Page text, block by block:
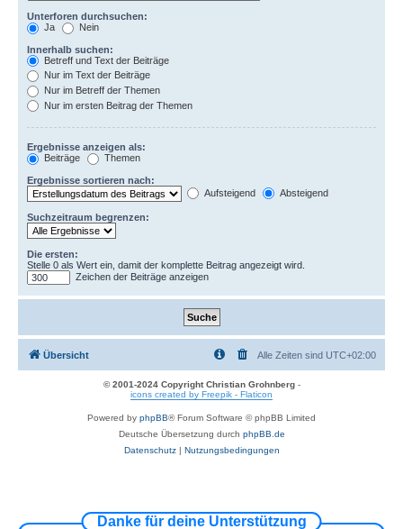
Unterforen durchsuchen:
Ja
Nein
Innerhalb suchen:
Betreff und Text der Beiträge
Nur im Text der Beiträge
Nur im Betreff der Themen
Nur im ersten Beitrag der Themen
Ergebnisse anzeigen als:
Beiträge
Themen
Ergebnisse sortieren nach:
Aufsteigend
Absteigend
Suchzeitraum begrenzen:
Die ersten:
Stelle 0 als Wert ein, damit der komplette Beitrag angezeigt wird.
Zeichen der Beiträge anzeigen
Übersicht Alle Zeiten sind UTC+02:00
© 2001-2024 Copyright Christian Grohnberg-
icons created by Freepik - Flaticon
Powered by phpBB® Forum Software © phpBB Limited
Deutsche Übersetzung durch phpBB.de
Datenschutz| Nutzungsbedingungen
Danke für deine Unterstützung